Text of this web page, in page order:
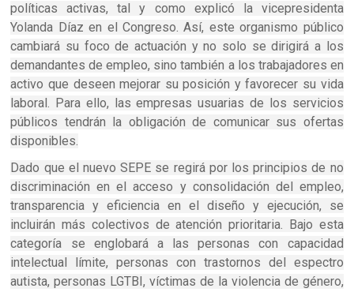
políticas activas, tal y como explicó la vicepresidenta
Yolanda Díaz en el Congreso. Así, este organismo público
cambiará su foco de actuación y no solo se dirigirá a los
demandantes de empleo, sino también a los trabajadores en
activo que deseen mejorar su posición y favorecer su vida
laboral. Para ello, las empresas usuarias de los servicios
públicos tendrán la obligación de comunicar sus ofertas
disponibles.
Dado que el nuevo SEPE se regirá por los principios de no
discriminación en el acceso y consolidación del empleo,
transparencia y eficiencia en el diseño y ejecución, se
incluirán más colectivos de atención prioritaria. Bajo esta
categoría se englobará a las personas con capacidad
intelectual límite, personas con trastornos del espectro
autista, personas LGTBI, víctimas de la violencia de género,